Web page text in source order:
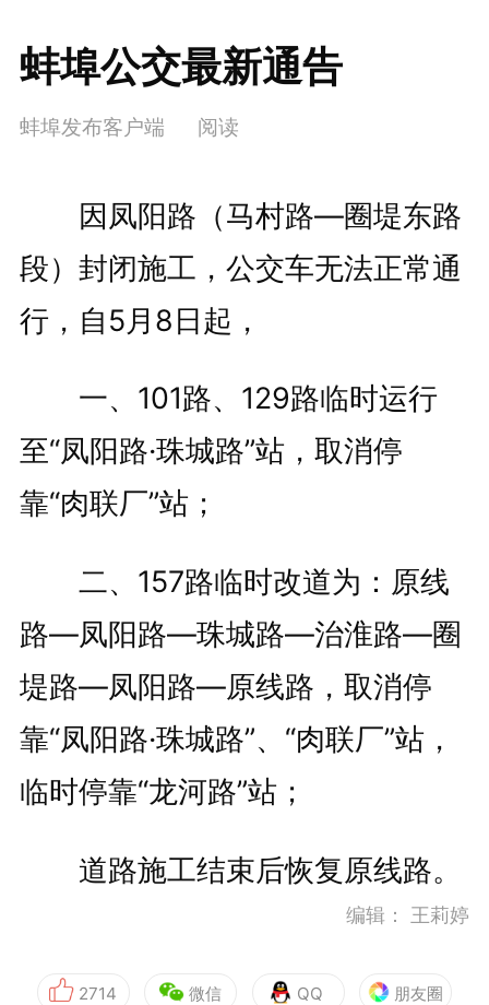
蚌埠公交最新通告
蚌埠发布客户端 阅读
因凤阳路（马村路—圈堤东路
段）封闭施工，公交车无法正常通
行，自5月8日起，
一、101路、129路临时运行
至“凤阳路·珠城路”站，取消停
靠“肉联厂”站；
二、157路临时改道为：原线
路—凤阳路—珠城路—治淮路—圈
堤路—凤阳路—原线路，取消停
靠“凤阳路·珠城路”、“肉联厂”站，
临时停靠“龙河路”站；
道路施工结束后恢复原线路。
编辑： 王莉婷
2714 微信 QQ 朋友圈